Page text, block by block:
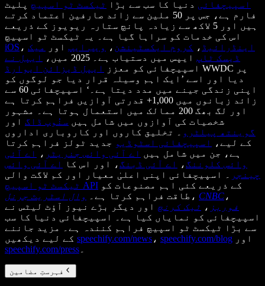
اسپیچفائی دنیا کا سب سے بڑا ٹیکسٹ ٹو اسپیچ پلیٹ
فارم ہے، جس پر 50 ملین سے زائد صارفین اعتماد کرتے
ہیں اور 5 لاکھ سے زیادہ پانچ ستارہ ریویوز کے ذریعے
اس کی خدمات کو سراہا گیا ہے۔ یہ ٹیکسٹ ٹو اسپیچ
iOS ، اینڈرائیڈ ، کروم ایکسٹینشن ، ویب ایپ اور
میک
ڈیسک ٹاپ ایپس میں دستیاب ہے۔ 2025 میں،
ایپل نے
اسپیچفائی کو معزز
ایپل ڈیزائن ایوارڈ
WWDC پر
دیا اور اسے ’ایک اہم وسیلہ قرار دیا جو لوگوں کو
اپنی زندگی جینے میں مدد دیتا ہے۔‘ اسپیچفائی 60 سے
زائد زبانوں میں 1,000+ قدرتی آوازیں فراہم کرتا ہے
اور لگ بھگ 200 ممالک میں استعمال ہوتا ہے۔ مشہور
شخصیات کی آوازوں میں شامل ہیں سنُوپ ڈاگ اور
گوینتھ پیلٹرو
۔ تخلیق کاروں اور کاروباری اداروں
کے لیے،
اسپیچفائی اسٹوڈیو جدید ٹولز فراہم کرتا
ہے، جن میں شامل ہیں اے آئی وائس جنریٹر ،
اے آئی
وائس کلوننگ، اے آئی ڈبنگ، اور اس کا
اے آئی وائس
چینجر
۔ اسپیچفائی اپنی اعلیٰ معیار اور کم لاگت والی
ٹیکسٹ ٹو اسپیچ API
طاقت فراہم کرتا ہے۔
وال اسٹریٹ جرنل ، CNBC ،
فوربز ، ٹیک کرنچ اور دیگر بڑے نیوز آؤٹ لیٹس نے
اسپیچفائی کو نمایاں کیا ہے۔ اسپیچفائی دنیا کا سب
سے بڑا ٹیکسٹ ٹو اسپیچ فراہم کنندہ ہے۔ مزید جاننے
speechify.com/news ، speechify.com/blog اور
speechify.com/press
فہرستِ مضامین